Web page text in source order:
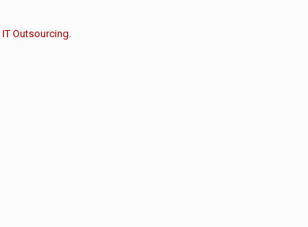
IT Outsourcing